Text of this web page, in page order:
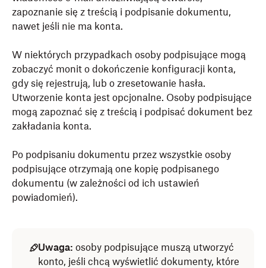
zapoznanie się z treścią i podpisanie dokumentu,
nawet jeśli nie ma konta.
W niektórych przypadkach osoby podpisujące mogą
zobaczyć monit o dokończenie konfiguracji konta,
gdy się rejestrują, lub o zresetowanie hasła.
Utworzenie konta jest opcjonalne. Osoby podpisujące
mogą zapoznać się z treścią i podpisać dokument bez
zakładania konta.
Po podpisaniu dokumentu przez wszystkie osoby
podpisujące otrzymają one kopię podpisanego
dokumentu (w zależności od ich ustawień
powiadomień).
Uwaga: osoby podpisujące muszą utworzyć
konto, jeśli chcą wyświetlić dokumenty, które